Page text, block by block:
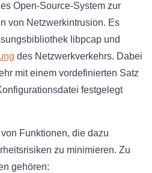
Open-Source-System zur
von Netzwerkintrusion. Es
libpcap und
des Netzwerkverkehrs. Dabei
mit einem vordefinierten Satz
festgelegt
Funktionen, die dazu
zu minimieren. Zu
gehören: